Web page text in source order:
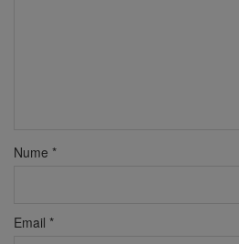
Nume *
Email *